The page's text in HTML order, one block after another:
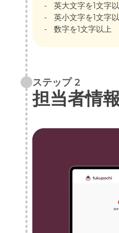
-
英大文字を1文字
-
英小文字を1文字
-
数字を1文字以上
ステップ 2
担当者情報